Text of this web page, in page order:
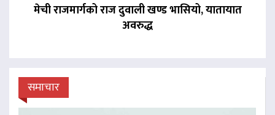
मेची राजमार्गको राज दुवाली खण्ड भासियो, यातायात
अवरुद्ध
समाचार